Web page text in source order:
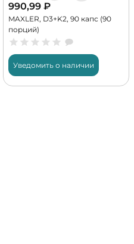
990,99 ₽
MAXLER, D3+K2, 90 капс (90
порций)
Уведомить о наличии